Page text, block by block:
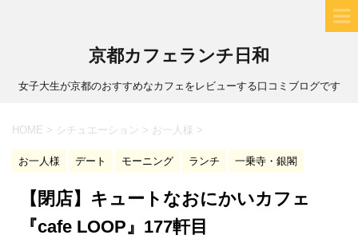
京都カフェランチ日和
女子大生が京都のおすすめなカフェをレビューする口コミブログです
HOME > シチュエーション > お一人様 >
お一人様 デート モーニング ランチ 一乗寺・銀閣
【閉店】キュートなおにかいカフェ
『cafe LOOP』177軒目